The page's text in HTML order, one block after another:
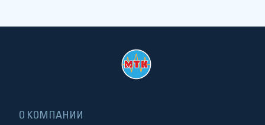
О КОМПАНИИ